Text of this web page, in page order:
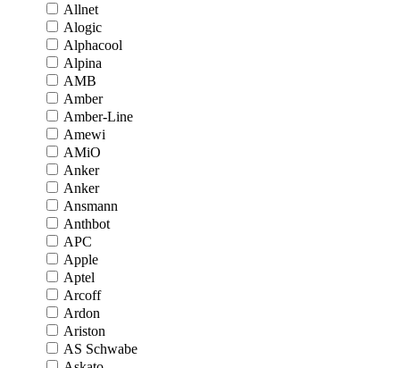
Allnet
Alogic
Alphacool
Alpina
AMB
Amber
Amber-Line
Amewi
AMiO
Anker
Anker
Ansmann
Anthbot
APC
Apple
Aptel
Arcoff
Ardon
Ariston
AS Schwabe